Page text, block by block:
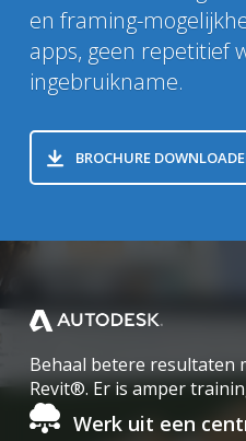
en framing-
apps, geen repetitief
ingebruikname.
BROCHURE
Behaal betere resultaten
Revit®. Er is amper
Werk uit een